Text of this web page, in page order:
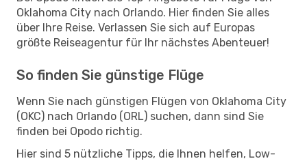
Oklahoma City nach Orlando. Hier finden Sie alles
über Ihre Reise. Verlassen Sie sich auf Europas
größte Reiseagentur für Ihr nächstes Abenteuer!
So finden Sie günstige Flüge
Wenn Sie nach günstigen Flügen von Oklahoma City
(OKC) nach Orlando (ORL) suchen, dann sind Sie
finden bei Opodo richtig.
Hier sind 5 nützliche Tipps, die Ihnen helfen, Low-